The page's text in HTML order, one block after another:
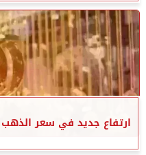
ارتفاع جديد في سعر الذهب عيار 21 الآن في مصر